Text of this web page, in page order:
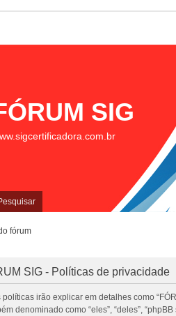
SIG
fórum
SIG - Políticas de privacidade
políticas irão explicar em detalhes como
denominado como “eles”, “deles”,